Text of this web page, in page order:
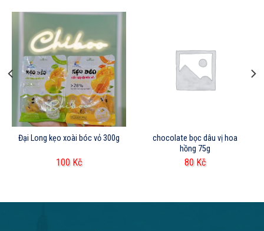
Đại Long kẹo xoài bóc vỏ 300g
100 Kč
chocolate bọc dâu vị hoa
hồng 75g
80 Kč